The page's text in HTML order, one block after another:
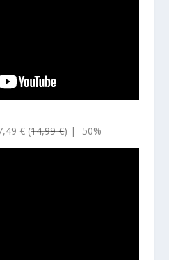
€ (14,99 €) | -50%